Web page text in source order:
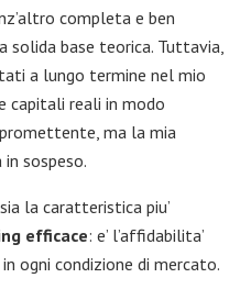
completa e ben
base teorica. Tuttavia,
a lungo termine nel mio
capitali reali in modo
ma la mia
sospeso.
la caratteristica piu’
efficace: e’ l’affidabilita’
ogni condizione di mercato.